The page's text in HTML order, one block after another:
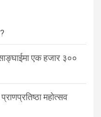
एक हजार ३००
महोत्सव